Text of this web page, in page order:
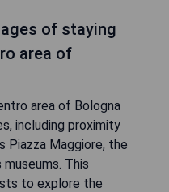
of staying
area of
area of Bologna
including proximity
Piazza Maggiore, the
This
to explore the